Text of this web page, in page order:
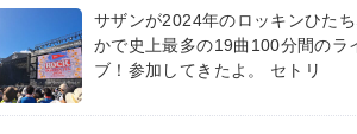
サザンが2024年のロッキンひた
かで史上最多の19曲100分間のラ
ブ！参加してきたよ。 セトリ